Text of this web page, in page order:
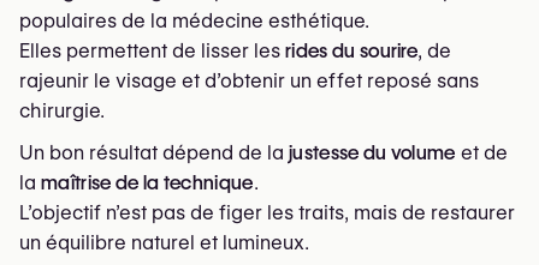
la bouche et redonner un air reposé.
Pommettes
Filler → Filler volumateur.
Objectif → Restaurer le volume du milieu du visage
pour réduire la tension sur les sillons nasogéniens.
Menton
Filler → Filler structurant.
Objectif → Soutenir la ligne inférieure du visage et
populaires de la médecine esthétique.
Elles permettent de lisser les rides du sourire, de
rajeunir le visage et d’obtenir un effet reposé sans
chirurgie.
Un bon résultat dépend de la justesse du volume et de
la maîtrise de la technique.
L’objectif n’est pas de figer les traits, mais de restaurer
un équilibre naturel et lumineux.